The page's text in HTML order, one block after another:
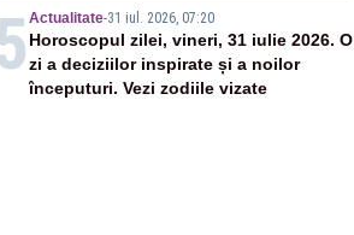
Actualitate-31 iul. 2026, 07:20
Horoscopul zilei, vineri, 31 iulie 2026. O
zi a deciziilor inspirate și a noilor
începuturi. Vezi zodiile vizate